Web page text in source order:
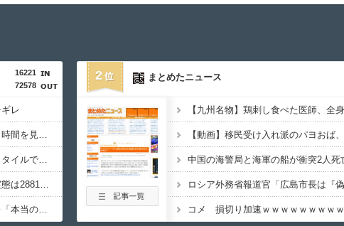
16221
72578
レ
滝沢秀明社長、熊本入り示唆「男手が必要。時間を見つけて行きたい」
秋田県職員さん、会見をバスローブ＆喫煙スタイルで対応してしまい大炎上ｗ
高配当をうたった「みんなで大家さん」→実態は2881億円の債務超過
イオン爆発事故の遺族、社長発言にブチギレ「本当のことを話して」
2 まとめたニュース
コメ 損切り加速ｗｗｗｗｗｗｗｗｗ